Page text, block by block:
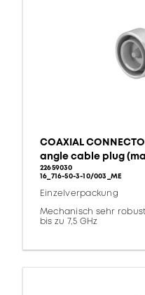
COAXIAL
angle cable plug
22659030
16_716-50-3-10/003_ME
Einzelverpackung
Mechanisch sehr
bis zu 7,5 GHz